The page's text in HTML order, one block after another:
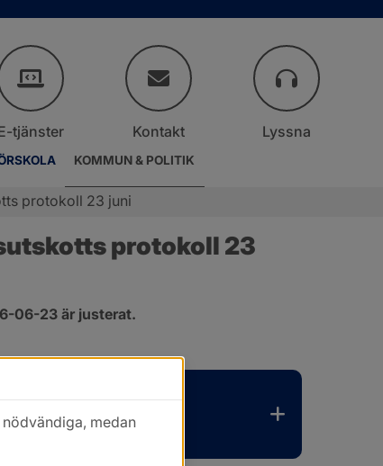
KOMMUN & POLITIK
tjänster Kontakt Lyssna
protokoll 23 juni
protokoll 23
06-23 är justerat.
medan